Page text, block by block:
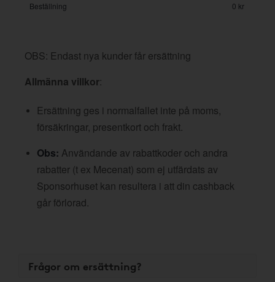
Beställning
0 kr
OBS: Endast nya kunder får ersättning
Allmänna villkor:
Ersättning ges i normalfallet inte på moms,
försäkringar, presentkort och frakt.
Obs: Användande av rabattkoder och andra
rabatter (t ex Mecenat) som ej utfärdats av
Sponsorhuset kan resultera i att din cashback
går förlorad.
Frågor om ersättning?